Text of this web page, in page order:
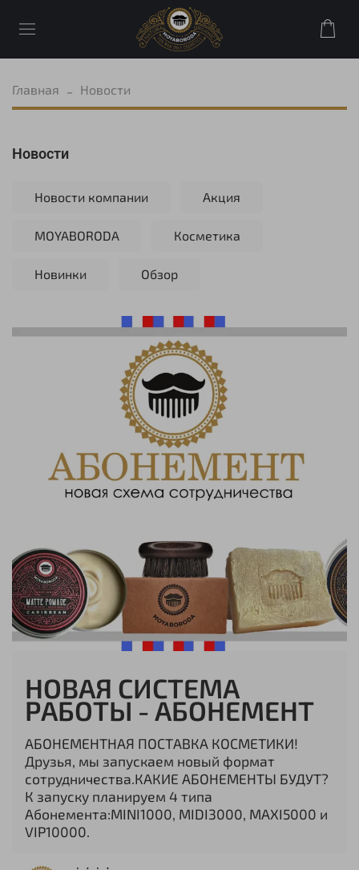
Главная Новости
Новости
Новости компании Акция
MOYABORODA Косметика
Новинки Обзор
НОВАЯ СИСТЕМА
РАБОТЫ - АБОНЕМЕНТ
АБОНЕМЕНТНАЯ ПОСТАВКА КОСМЕТИКИ!
Друзья, мы запускаем новый формат
сотрудничества.КАКИЕ АБОНЕМЕНТЫ БУДУТ?
К запуску планируем 4 типа
Абонемента:MINI1000, MIDI3000, MAXI5000 и
VIP10000.